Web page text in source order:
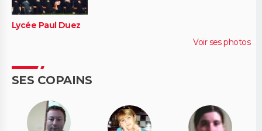
Lycée Paul Duez
Voir ses photos
SES COPAINS